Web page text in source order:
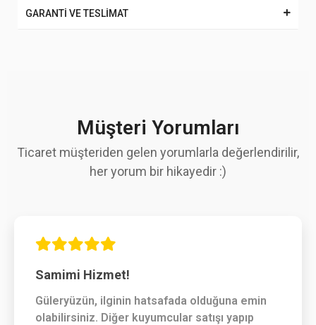
GARANTİ VE TESLİMAT
Müşteri Yorumları
Ticaret müşteriden gelen yorumlarla değerlendirilir,
her yorum bir hikayedir :)
Samimi Hizmet!
Güleryüzün, ilginin hatsafada olduğuna emin
olabilirsiniz. Diğer kuyumcular satışı yapıp